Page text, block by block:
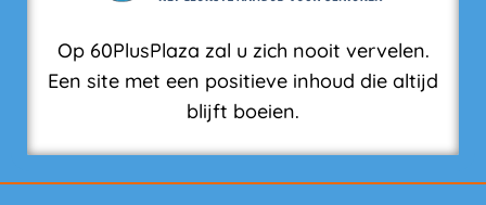
Op 60PlusPlaza zal u zich nooit vervelen.
Een site met een positieve inhoud die altijd
blijft boeien.